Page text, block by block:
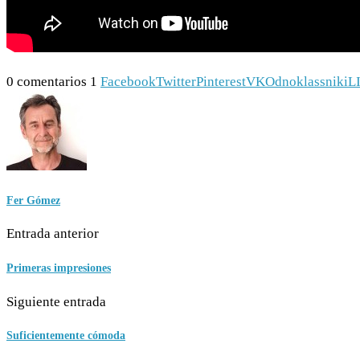
0 comentarios 1 FacebookTwitterPinterestVKOdnoklassniki
Fer Gómez
Entrada anterior
Primeras impresiones
Siguiente entrada
Suficientemente cómoda